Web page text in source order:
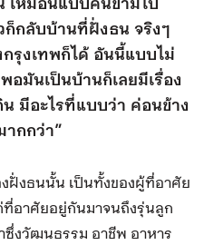
กลับบ้านที่ฝั่งธน จริงๆ
รุงเทพก็ได้ อันนี้แบบไม่
อมันเป็นบ้านก็เลยมีเรื่อง
มีอะไรที่แบบว่า ค่อนข้าง
กกว่า”
ฝั่งธนนั้น เป็นทั้งของผู้ที่อาศัย
อาศัยอยู่กันมาจนถึงรุ่นลูก
งวัฒนธรรม อาชีพ อาหาร